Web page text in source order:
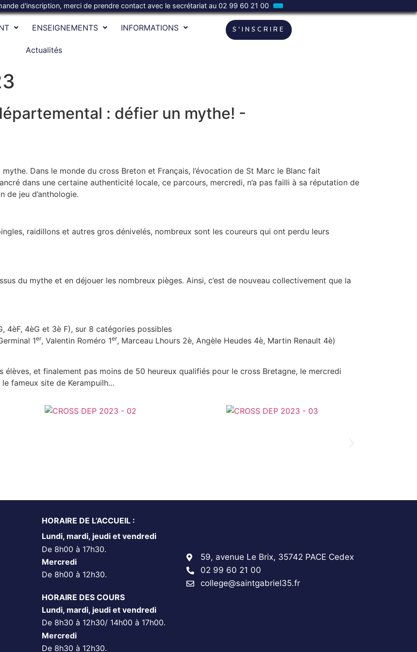
d'inscription, merci de prendre contact avec le secrétariat au 02 99 60 21 00
ENSEIGNEMENTS INFORMATIONS
Actualités
S'INSCRIRE
: défier un mythe! -
mythe. Dans le monde du cross Breton et Français, l’évocation de St Marc le Blanc fait
dans une certaine authenticité locale, ce parcours, mercredi, n’a pas failli à sa réputation de
de jeu d’anthologie.
raidillons et autres gros dénivelés, nombreux sont les coureurs qui ont perdu leurs
du mythe et en déjouer les nombreux pièges. Ainsi, c’est de nouveau collectivement que la
4èF, 4èG et 3è F), sur 8 catégories possibles
1er, Valentin Roméro 1er, Marceau Lhours 2è, Angèle Heudes 4è, Martin Renault 4è)
et finalement pas moins de 50 heureux qualifiés pour le cross Bretagne, le mercredi
fameux site de Kerampuilh…
HORAIRE DE L’ACCUEIL :
Lundi, mardi, jeudi et vendredi
De 8h00 à 17h30.
Mercredi
De 8h00 à 12h30.
HORAIRE DES COURS
Lundi, mardi, jeudi et vendredi
De 8h30 à 12h30/ 14h00 à 17h00.
Mercredi
De 8h30 à 12h30.
59, avenue Le Brix, 35742 PACE Cedex
02 99 60 21 00
college@saintgabriel35.fr